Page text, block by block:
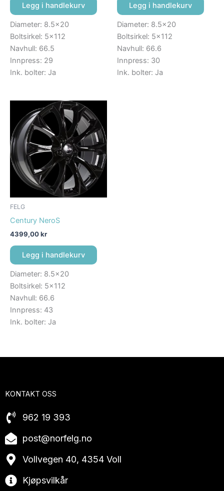
Legg i handlekurv
Diameter: 8.5×20
Boltsirkel: 5×112
Navhull: 66.5
Innpress: 29
Ink. bolter: Ja
Legg i handlekurv
Diameter: 8.5×20
Boltsirkel: 5×112
Navhull: 66.6
Innpress: 30
Ink. bolter: Ja
FELG
Century NeroS
4399,00kr
Legg i handlekurv
Diameter: 8.5×20
Boltsirkel: 5×112
Navhull: 66.6
Innpress: 43
Ink. bolter: Ja
KONTAKT OSS
962 19 393
post@norfelg.no
Vollvegen 40, 4354 Voll
Kjøpsvilkår